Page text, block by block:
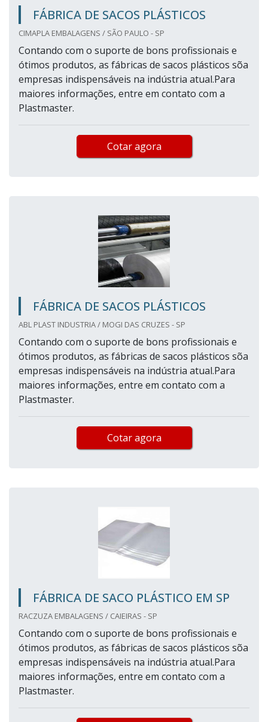
FÁBRICA DE SACOS PLÁSTICOS
CIMAPLA EMBALAGENS / SÃO PAULO - SP
Contando com o suporte de bons profissionais e
ótimos produtos, as fábricas de sacos plásticos sõa
empresas indispensáveis na indústria atual.Para
maiores informações, entre em contato com a
Plastmaster.
Cotar agora
FÁBRICA DE SACOS PLÁSTICOS
ABL PLAST INDUSTRIA / MOGI DAS CRUZES - SP
Contando com o suporte de bons profissionais e
ótimos produtos, as fábricas de sacos plásticos sõa
empresas indispensáveis na indústria atual.Para
maiores informações, entre em contato com a
Plastmaster.
Cotar agora
FÁBRICA DE SACO PLÁSTICO EM SP
RACZUZA EMBALAGENS / CAIEIRAS - SP
Contando com o suporte de bons profissionais e
ótimos produtos, as fábricas de sacos plásticos sõa
empresas indispensáveis na indústria atual.Para
maiores informações, entre em contato com a
Plastmaster.